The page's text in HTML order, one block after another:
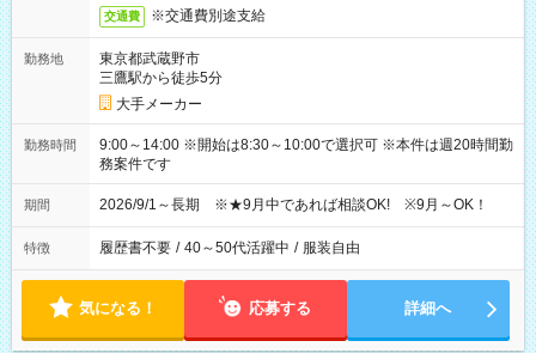
交通費 ※交通費別途支給
勤務地
東京都武蔵野市
三鷹駅から徒歩5分
大手メーカー
勤務時間
9:00～14:00 ※開始は8:30～10:00で選択可 ※本件は週20時間勤
務案件です
期間 2026/9/1～長期 ※★9月中であれば相談OK! ※9月～OK！
特徴 履歴書不要 / 40～50代活躍中 / 服装自由
気になる！ 応募する 詳細へ